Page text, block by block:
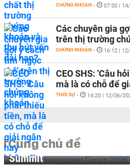
CHỨNG KHOÁN - 07:00 |
Các chuyên gia
trên thị trường
CHỨNG KHOÁN - 16:12 |
CEO SHS: 'Câu
mà là có chỗ để
THỜI SỰ - 14:20 | 12/06/
Cùng chủ đề
Vietnam Investment Forum
Summit